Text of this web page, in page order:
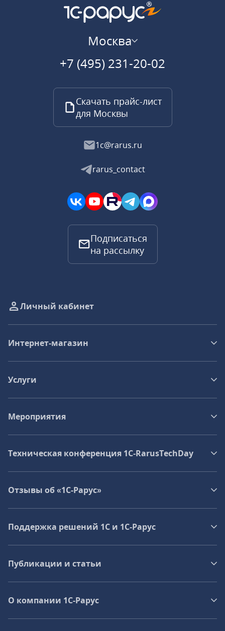
Москва
+7 (495) 231-20-02
Скачать прайс-лист
для Москвы
1c@rarus.ru
rarus_contact
Подписаться
на рассылку
Личный кабинет
Интернет-магазин
Услуги
Мероприятия
Техническая конференция 1C‑RarusTechDay
Отзывы об «1С-Рарус»
Поддержка решений 1С и 1С‑Рарус
Публикации и статьи
О компании 1C-Рарус